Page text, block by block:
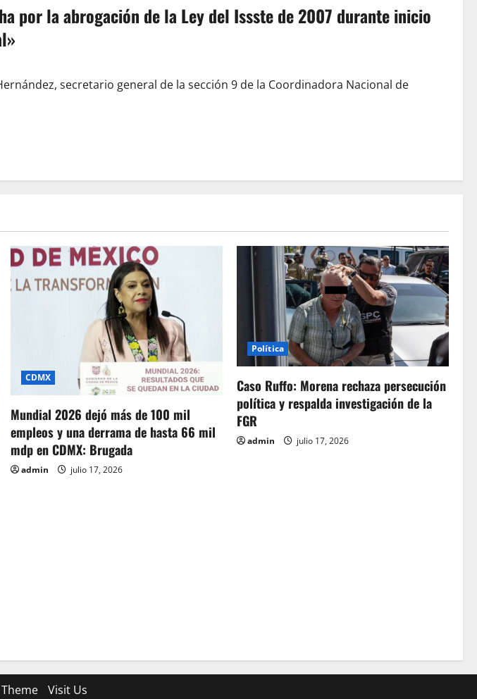
por la abrogación de la Ley del Issste de 2007 durante inicio
secretario general de la sección 9 de la Coordinadora Nacional de
CDMX
Mundial 2026 dejó más de 100 mil
empleos y una derrama de hasta 66 mil
mdp en CDMX: Brugada
admin julio 17, 2026
Política
Caso Ruffo: Morena rechaza persecución
política y respalda investigación de la
FGR
admin julio 17, 2026
Visit Us